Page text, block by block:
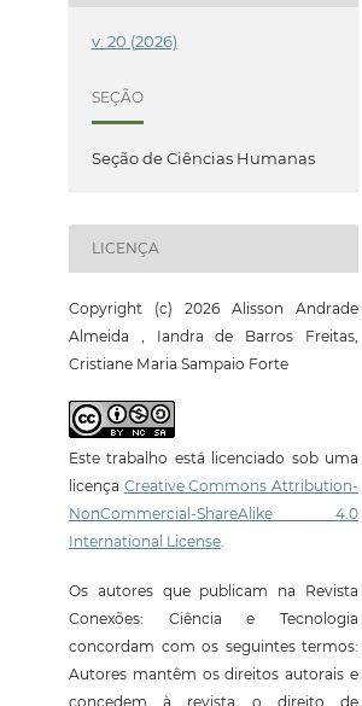
v. 20 (2026)
SEÇÃO
Seção de Ciências Humanas
LICENÇA
Copyright (c) 2026 Alisson Andrade
Almeida , Iandra de Barros Freitas,
Cristiane Maria Sampaio Forte
Este trabalho está licenciado sob uma
licença Creative Commons Attribution-
NonCommercial-ShareAlike 4.0
International License
Os autores que publicam na Revista
Conexões: Ciência e Tecnologia
concordam com os seguintes termos:
Autores mantêm os direitos autorais e
concedem à revista o direito de